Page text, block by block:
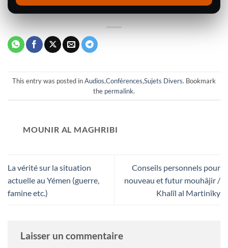
This entry was posted inAudios,Conférences,Sujets Divers. Bookmark
the permalink.
MOUNIR AL MAGHRIBI
La vérité sur la situation
actuelle au Yémen (guerre,
famine etc.)
Conseils personnels pour
nouveau et futur mouhâjir /
Khalîl al Martinîky
Laisser un commentaire